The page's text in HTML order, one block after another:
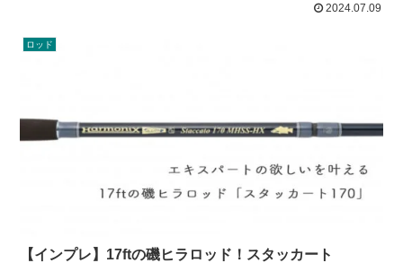
2024.07.09
ロッド
【インプレ】17ftの磯ヒラロッド！スタッカート